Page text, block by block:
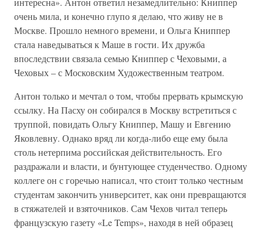
очень мила, и конечно глупо я делаю, что живу не в
Москве. Прошло немного времени, и Ольга Книппер
стала наведываться к Маше в гости. Их дружба
впоследствии связала семью Книппер с Чеховыми, а
Чеховых – с Московским Художественным театром.
Антон только и мечтал о том, чтобы прервать крымскую
ссылку. На Пасху он собирался в Москву встретиться с
труппой, повидать Ольгу Книппер, Машу и Евгению
Яковлевну. Однако вряд ли когда-либо еще ему была
столь нетерпима российская действительность. Его
раздражали и власти, и бунтующее студенчество. Одному
коллеге он с горечью написал, что стоит только честным
студентам закончить университет, как они превращаются
в стяжателей и взяточников. Сам Чехов читал теперь
французскую газету «Le Temps», находя в ней образец